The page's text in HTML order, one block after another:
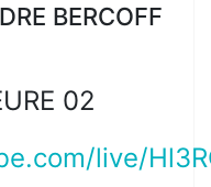
BERCOFF
02
live/